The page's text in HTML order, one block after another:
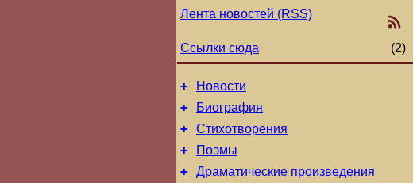
Лента новостей (RSS)
Ссылки сюда (2)
+ Новости
+ Биография
+ Стихотворения
+ Поэмы
+ Драматические произведения